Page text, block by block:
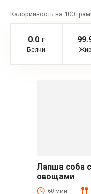
Калорийность на 100
0.0г
Белки
Лапша соба
овощами
60 мин.